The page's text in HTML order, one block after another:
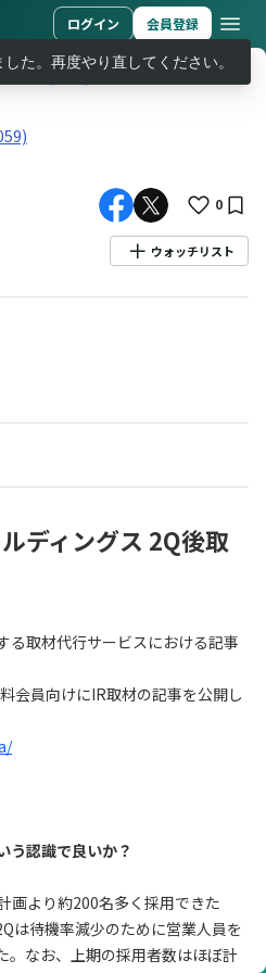
ログイン 会員登録
取材Q&A
0
ウォッチリスト
ディングス 2Q後取
る取材代行サービスにおける記事
会員向けにIR取材の記事を公開し
う認識で良いか？
画より約200名多く採用できた
は待機率減少のために営業人員を
。なお、上期の採用者数はほぼ計
た。再度やり直してください。